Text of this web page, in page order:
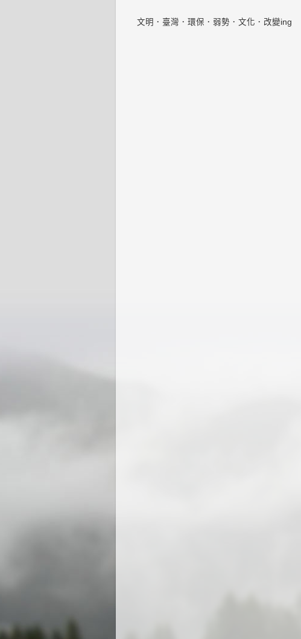
文明．臺灣．環保．弱勢．文化．改變ing